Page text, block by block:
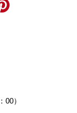
00）